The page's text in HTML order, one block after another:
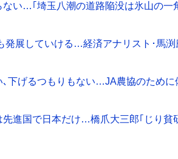
ない…｢埼玉八潮の道路陥没は氷山の一
発展していける…経済アナリスト･馬
下げるつもりもない…JA農協のために
先進国で日本だけ…橋爪大三郎｢じり貧